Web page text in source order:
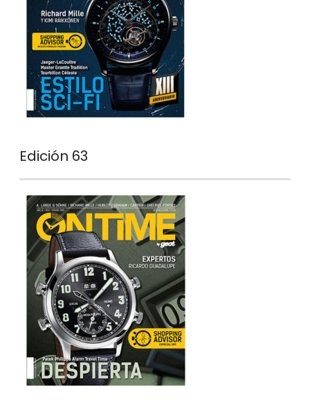
Edición 63